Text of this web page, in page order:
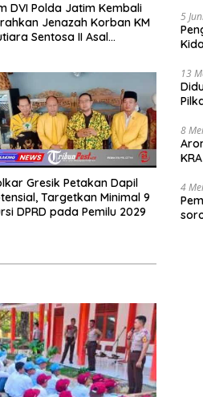
DVI Polda Jatim Kembali
Jenazah Korban KM
Sentosa II Asal
Gresik Petakan Dapil
Targetkan Minimal 9
DPRD pada Pemilu 2029
5
13
8
4